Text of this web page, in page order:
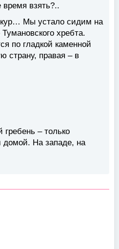
взять?..
Мы устало сидим на
хребта.
по гладкой каменной
страну, правая – в
гребень – только
домой. На западе, на